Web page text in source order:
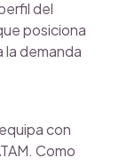
del
posiciona
demanda
con
Como